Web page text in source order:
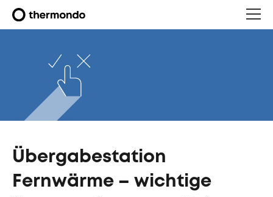
Übergabestation
Fernwärme – wichtige